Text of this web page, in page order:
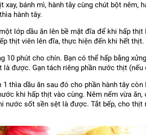
xay, bánh mì, hành tây cùng chút bột nêm,
hành tây.
lớp dầu ăn lên bề mặt đĩa để khi hấp
thịt viên lên đĩa, thực hiện đến khi hết thịt.
10 phút cho chín. Bạn có thể hấp bằng
là được. Gạn tách riêng phần nước thịt (nếu
1 thìa dầu ăn sau đó cho phần hành tây
khi hấp thịt vào cùng. Nêm nếm vừa
nước sốt sền sệt là được. Tắt bếp, cho